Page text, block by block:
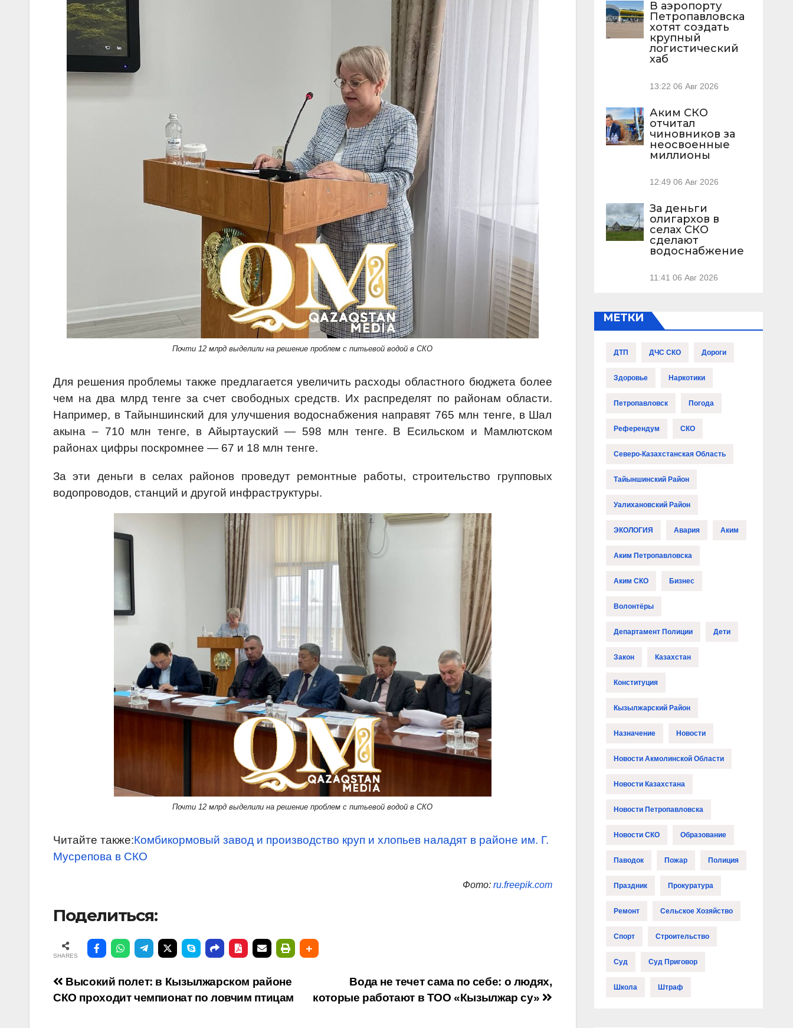
Почти 12 млрд выделили на решение проблем с питьевой водой в СКО
Для решения проблемы также предлагается увеличить расходы областного бюджета более
чем на два млрд тенге за счет свободных средств. Их распределят по районам области.
Например, в Тайыншинский для улучшения водоснабжения направят 765 млн тенге, в Шал
акына – 710 млн тенге, в Айыртауский — 598 млн тенге. В Есильском и Мамлютском
районах цифры поскромнее — 67 и 18 млн тенге.
За эти деньги в селах районов проведут ремонтные работы, строительство групповых
водопроводов, станций и другой инфраструктуры.
Почти 12 млрд выделили на решение проблем с питьевой водой в СКО
Читайте также:Комбикормовый завод и производство круп и хлопьев наладят в районе им. Г.
Мусрепова в СКО
Фото: ru.freepik.com
Поделиться:
SHARES
Навигация
Вода не течет сама по себе: о людях,
которые работают в ТОО «Кызылжар су»
Высокий полет: в Кызылжарском районе
СКО проходит чемпионат по ловчим птицам
В аэропорту
Петропавловска
хотят создать
крупный
логистический
хаб
13:22 06 Авг 2026
Аким СКО
отчитал
чиновников за
неосвоенные
миллионы
12:49 06 Авг 2026
За деньги
олигархов в
селах СКО
сделают
водоснабжение
11:41 06 Авг 2026
МЕТКИ
ДТП ДЧС СКО Дороги
Здоровье Наркотики
Петропавловск Погода
Референдум СКО
Северо-Казахстанская Область
Тайыншинский Район
Уалихановский Район
ЭКОЛОГИЯ Авария Аким
Аким Петропавловска
Аким СКО Бизнес
Волонтёры
Департамент Полиции Дети
Закон Казахстан
Конституция
Кызылжарский Район
Назначение Новости
Новости Акмолинской Области
Новости Казахстана
Новости Петропавловска
Новости СКО Образование
Паводок Пожар Полиция
Праздник Прокуратура
Ремонт Сельское Хозяйство
Спорт Строительство
Суд Суд Приговор
Школа Штраф